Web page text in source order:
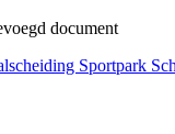
document
Sportpark